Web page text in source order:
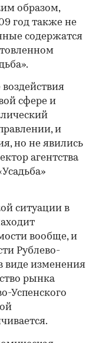
образом,
год также не
содержатся
сфере и
и
но не явились
агентства
ситуации в
вообще, и
Рублево-
виде изменения
рынка
Успенского